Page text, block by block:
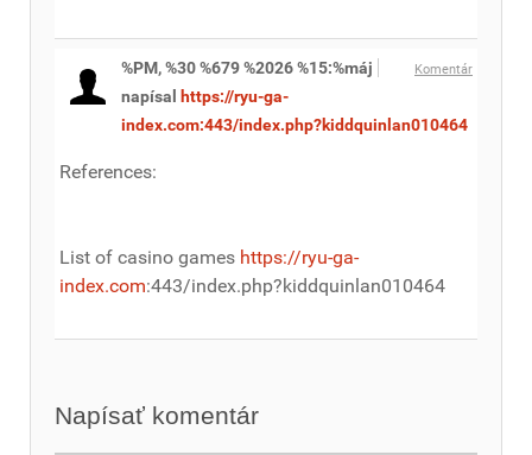
Komentár
%PM, %30 %679 %2026 %15:%máj
napísal
https://ryu-ga-
index.com:443/index.php?kiddquinlan010464
References:
List of casino games https://ryu-ga-
index.com:443/index.php?kiddquinlan010464
Napísať komentár